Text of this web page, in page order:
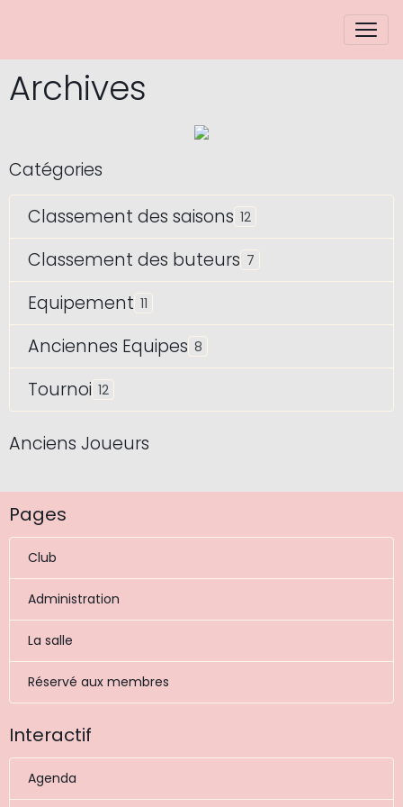
Archives
Catégories
Classement des saisons 12
Classement des buteurs 7
Equipement 11
Anciennes Equipes 8
Tournoi 12
Anciens Joueurs
Pages
Club
Administration
La salle
Réservé aux membres
Interactif
Agenda